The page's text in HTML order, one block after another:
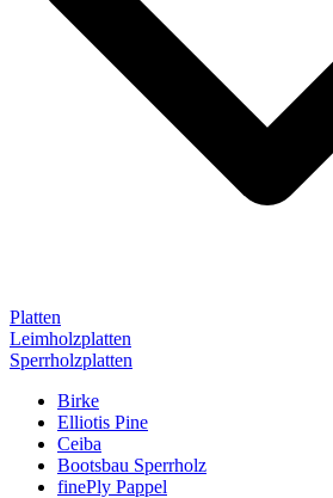
Platten
Leimholzplatten
Sperrholzplatten
Birke
Elliotis Pine
Ceiba
Bootsbau Sperrholz
finePly Pappel